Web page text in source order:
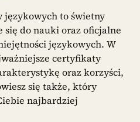
to świetny
się do nauki oraz oficjalne
językowych. W
certyfikaty
oraz korzyści,
się także, który
najbardziej